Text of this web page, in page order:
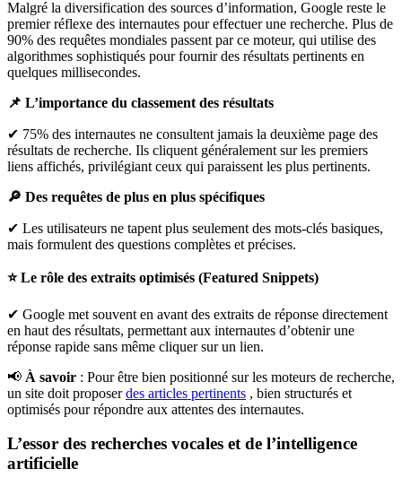
Malgré la diversification des sources d’information, Google reste le
premier réflexe des internautes pour effectuer une recherche. Plus de
90% des requêtes mondiales passent par ce moteur, qui utilise des
algorithmes sophistiqués pour fournir des résultats pertinents en
quelques millisecondes.
📌 L’importance du classement des résultats
✔ 75% des internautes ne consultent jamais la deuxième page des
résultats de recherche. Ils cliquent généralement sur les premiers
liens affichés, privilégiant ceux qui paraissent les plus pertinents.
🔎 Des requêtes de plus en plus spécifiques
✔ Les utilisateurs ne tapent plus seulement des mots-clés basiques,
mais formulent des questions complètes et précises.
⭐ Le rôle des extraits optimisés (Featured Snippets)
✔ Google met souvent en avant des extraits de réponse directement
en haut des résultats, permettant aux internautes d’obtenir une
réponse rapide sans même cliquer sur un lien.
📢 À savoir : Pour être bien positionné sur les moteurs de recherche,
un site doit proposerdes articles pertinents , bien structurés et
optimisés pour répondre aux attentes des internautes.
L’essor des recherches vocales et de l’intelligence
artificielle